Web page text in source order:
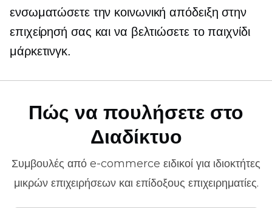
ενσωματώσετε την κοινωνική απόδειξη στην
επιχείρησή σας και να βελτιώσετε το παιχνίδι
μάρκετινγκ.
Πώς να πουλήσετε στο
Διαδίκτυο
Συμβουλές από e-commerce ειδικοί για ιδιοκτήτες
μικρών επιχειρήσεων και επίδοξους επιχειρηματίες.